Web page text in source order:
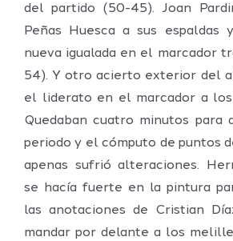
del partido (50-45). Joan
Peñas Huesca a sus espaldas
nueva igualada en el marcador
54). Y otro acierto exterior del
el liderato en el marcador a los
Quedaban cuatro minutos para
periodo y el cómputo de puntos
apenas sufrió alteraciones.
se hacía fuerte en la pintura
las anotaciones de Cristian
mandar por delante a los